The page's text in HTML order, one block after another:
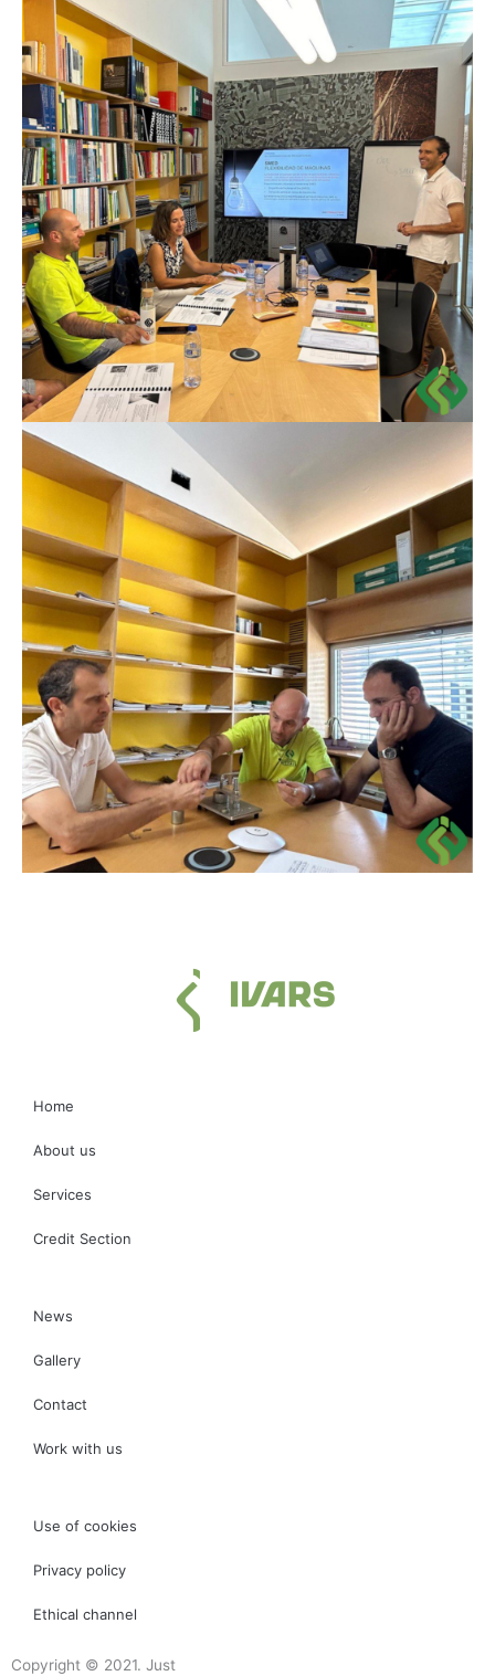
Home
About us
Services
Credit Section
News
Gallery
Contact
Work with us
Use of cookies
Privacy policy
Ethical channel
Copyright © 2021. Just